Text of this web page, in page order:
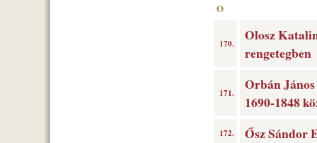
O
170.
Olosz
rengetegben
171.
Orbán
1690-1848
172. Ősz Sándor